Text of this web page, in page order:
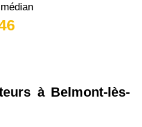
à Belmont-lès-